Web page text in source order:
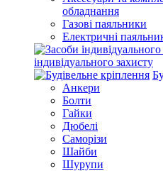
обладнання
Газові паяльники
Електричні
індивідуального захисту
Анкери
Болти
Гайки
Дюбелі
Саморізи
Шайби
Шурупи